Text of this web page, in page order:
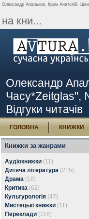
Олександр Апальков, Крим Анатолій,
на кни...
Олександр
Часу*Zeitglas",
Відгуки читачів
ГОЛОВНА КНИЖКИ
Книжки за жанрами
Аудіокнижки (11)
Дитяча література (215)
Драма (18)
Критика (62)
Культурологія (47)
Мистецькі книжки (11)
Переклади (116)